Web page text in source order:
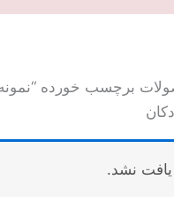
برچسب خورده “نمونه
نشد.